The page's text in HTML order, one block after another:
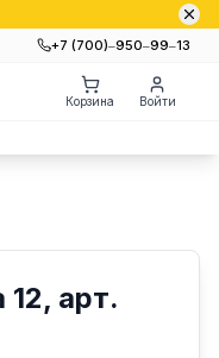
+7 (700)‒950‒99‒13
Корзина Войти
арт.